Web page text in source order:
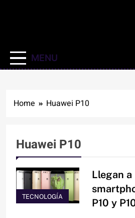
MENU
Home Huawei P10
Huawei P10
TECNOLOGÍA
Llegan a
P10 y